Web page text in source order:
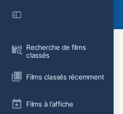
Recherche de films
classés
Films classés récemment
Films à l’affiche